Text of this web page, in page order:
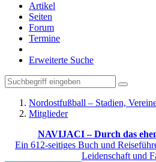
Artikel
Seiten
Forum
Termine
Erweiterte Suche
Nordostfußball – Stadien,
Mitglieder
NAVIJACI – Durch das
Ein 612-seitiges Buch und
Leidenschaft und